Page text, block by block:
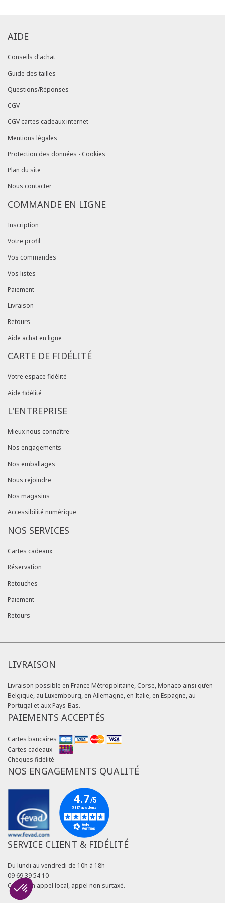
AIDE
Conseils d'achat
Guide des tailles
Questions/Réponses
CGV
CGV cartes cadeaux internet
Mentions légales
Protection des données - Cookies
Plan du site
Nous contacter
COMMANDE EN LIGNE
Inscription
Votre profil
Vos commandes
Vos listes
Paiement
Livraison
Retours
Aide achat en ligne
CARTE DE FIDÉLITÉ
Votre espace fidélité
Aide fidélité
L'ENTREPRISE
Mieux nous connaître
Nos engagements
Nos emballages
Nous rejoindre
Nos magasins
Accessibilité numérique
NOS SERVICES
Cartes cadeaux
Réservation
Retouches
Paiement
Retours
LIVRAISON
Livraison possible en France Métropolitaine, Corse, Monaco ainsi qu’en
Belgique, au Luxembourg, en Allemagne, en Italie, en Espagne, au
Portugal et aux Pays-Bas.
PAIEMENTS ACCEPTÉS
Cartes bancaires
Cartes cadeaux
Chèques fidélité
NOS ENGAGEMENTS QUALITÉ
SERVICE CLIENT & FIDÉLITÉ
Du lundi au vendredi de 10h à 18h
09 69 39 54 10
Coût d'un appel local, appel non surtaxé.